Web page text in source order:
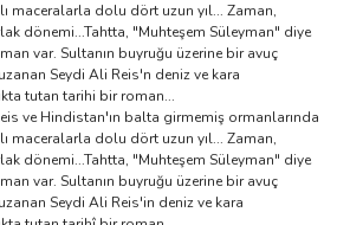
maceralarla dolu dört uzun yıl... Zaman,
dönemi...Tahtta, "Muhteşem Süleyman" diye
var. Sultanın buyruğu üzerine bir avuç
Seydi Ali Reis'n deniz ve kara
tutan tarihi bir roman...
ve Hindistan′ın balta girmemiş ormanlarında
maceralarla dolu dört uzun yıl... Zaman,
dönemi...Tahtta, "Muhteşem Süleyman" diye
var. Sultanın buyruğu üzerine bir avuç
Seydi Ali Reis'in deniz ve kara